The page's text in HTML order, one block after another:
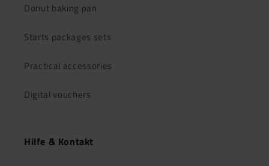
Donut baking pan
Starts packages sets
Practical accessories
Digital vouchers
Hilfe & Kontakt